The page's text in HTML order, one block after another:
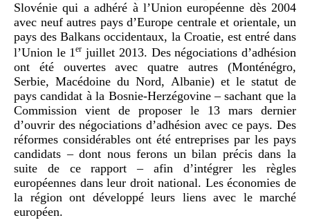
Slovénie qui a adhéré à l’Union européenne dès 2004
avec neuf autres pays d’Europe centrale et orientale, un
pays des Balkans occidentaux, la Croatie, est entré dans
l’Union le 1er juillet 2013. Des négociations d’adhésion
ont été ouvertes avec quatre autres (Monténégro,
Serbie, Macédoine du Nord, Albanie) et le statut de
pays candidat à la Bosnie-Herzégovine – sachant que la
Commission vient de proposer le 13 mars dernier
d’ouvrir des négociations d’adhésion avec ce pays. Des
réformes considérables ont été entreprises par les pays
candidats – dont nous ferons un bilan précis dans la
suite de ce rapport – afin d’intégrer les règles
européennes dans leur droit national. Les économies de
la région ont développé leurs liens avec le marché
européen.